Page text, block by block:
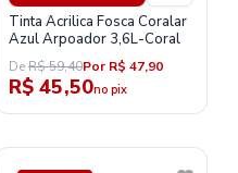
Tinta Acrilica Fosca Coralar
Azul Arpoador 3,6L-Coral
DeR$ 59,40Por R$ 47,90
R$ 45,50no pix